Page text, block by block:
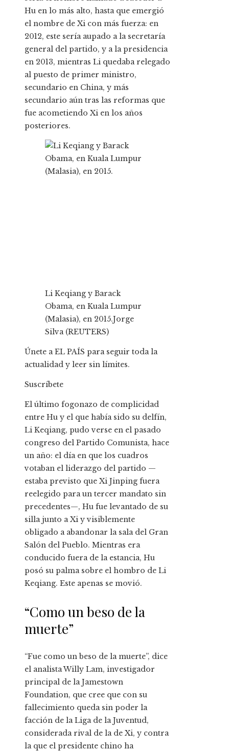
Hu en lo más alto, hasta que emergió
el nombre de Xi con más fuerza: en
2012, este sería aupado a la secretaría
general del partido, y a la presidencia
en 2013, mientras Li quedaba relegado
al puesto de primer ministro,
secundario en China, y más
secundario aún tras las reformas que
fue acometiendo Xi en los años
posteriores.
Li Keqiang y Barack
Obama, en Kuala Lumpur
(Malasia), en 2015.Jorge
Silva (REUTERS)
Únete a EL PAÍS para seguir toda la
actualidad y leer sin límites.
Suscríbete
El último fogonazo de complicidad
entre Hu y el que había sido su delfín,
Li Keqiang, pudo verse en el pasado
congreso del Partido Comunista, hace
un año: el día en que los cuadros
votaban el liderazgo del partido —
estaba previsto que Xi Jinping fuera
reelegido para un tercer mandato sin
precedentes—, Hu fue levantado de su
silla junto a Xi y visiblemente
obligado a abandonar la sala del Gran
Salón del Pueblo. Mientras era
conducido fuera de la estancia, Hu
posó su palma sobre el hombro de Li
Keqiang. Este apenas se movió.
“Como un beso de la
muerte”
“Fue como un beso de la muerte”, dice
el analista Willy Lam, investigador
principal de la Jamestown
Foundation, que cree que con su
fallecimiento queda sin poder la
facción de la Liga de la Juventud,
considerada rival de la de Xi, y contra
la que el presidente chino ha